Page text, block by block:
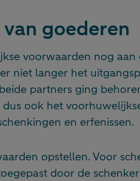
goederen
voorwaarden nog aan
niet langer het
partners ging
ook het
en erfenissen.
opstellen. Voor
door de